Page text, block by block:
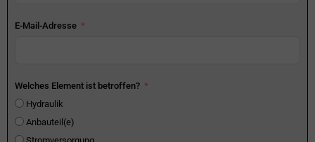
E-Mail-Adresse
Welches Element ist betroffen?
Hydraulik
Anbauteil(e)